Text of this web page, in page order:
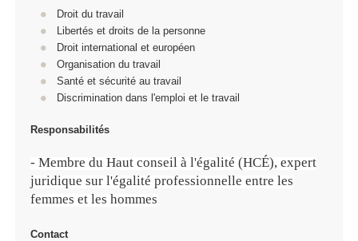
Droit du travail
Libertés et droits de la personne
Droit international et européen
Organisation du travail
Santé et sécurité au travail
Discrimination dans l'emploi et le travail
Responsabilités
- Membre du Haut conseil à l'égalité (HCÉ), expert
juridique sur l'égalité professionnelle entre les
femmes et les hommes
Contact